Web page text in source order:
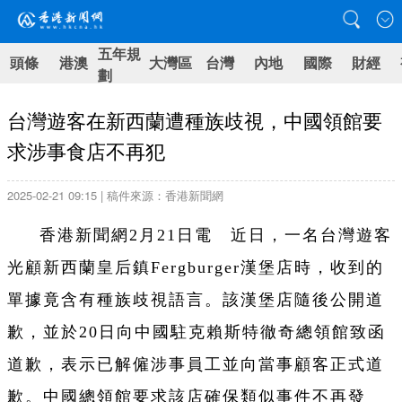
頭條 港澳 五年規
劃
大灣區 台灣 內地 國際 財經
台灣遊客在新西蘭遭種族歧視，中國領館要
求涉事食店不再犯
2025-02-21 09:15 | 稿件來源：香港新聞網
香港新聞網2月21日電 近日，一名台灣遊客
光顧新西蘭皇后鎮Fergburger漢堡店時，收到的
單據竟含有種族歧視語言。該漢堡店隨後公開道
歉，並於20日向中國駐克賴斯特徹奇總領館致函
道歉，表示已解僱涉事員工並向當事顧客正式道
歉。中國總領館要求該店確保類似事件不再發